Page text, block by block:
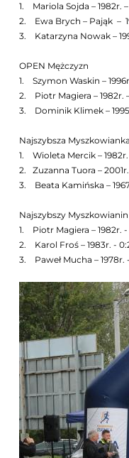
1. Mariola Sojda – 1982r.
2. Ewa Brych – Pająk –
3. Katarzyna Nowak –
OPEN Mężczyzn
1. Szymon Waskin –
2. Piotr Magiera – 1982r.
3. Dominik Klimek –
Najszybsza Myszkowianka
1. Wioleta Mercik –
2. Zuzanna Tuora –
3. Beata Kamińska –
Najszybszy Myszkowianin
1. Piotr Magiera – 1982r. -
2. Karol Froś – 1983r. -
3. Paweł Mucha – 1978r.